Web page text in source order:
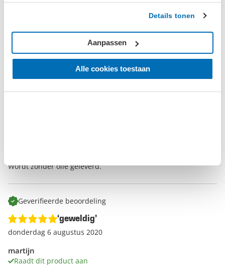
Details tonen
Alle cookies toestaan
Aanpassen
Geverifieerde beoordeling
‘Compact’
woensdag 26 augustus 2020
Wordt zonder olie geleverd.
Geverifieerde beoordeling
martijn
Raadt dit product aan
‘geweldig’
donderdag 6 augustus 2020